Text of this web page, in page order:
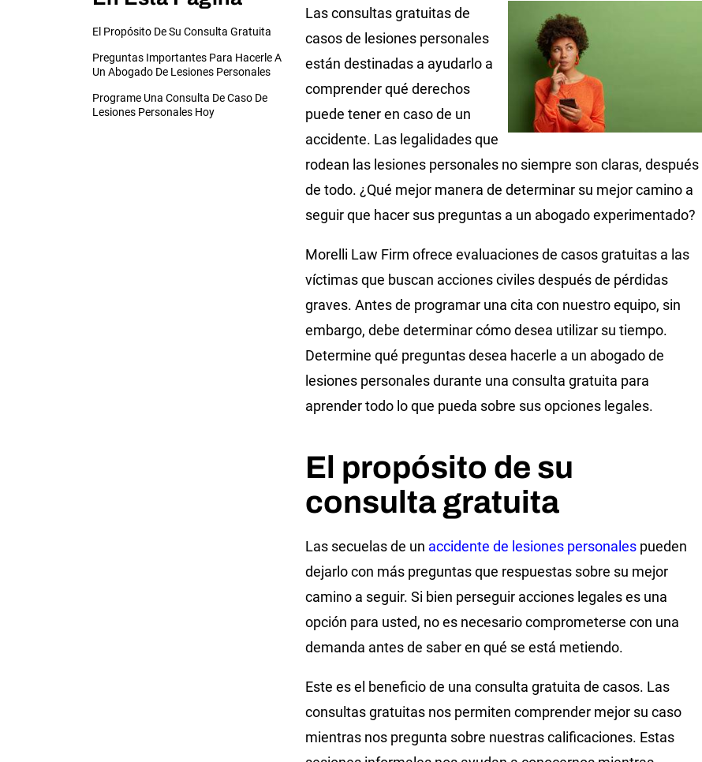
El Propósito De Su Consulta Gratuita
Preguntas Importantes Para Hacerle A
Un Abogado De Lesiones Personales
Programe Una Consulta De Caso De
Lesiones Personales Hoy
Las consultas gratuitas de
casos de lesiones personales
están destinadas a ayudarlo a
comprender qué derechos
puede tener en caso de un
accidente. Las legalidades que
rodean las lesiones personales no siempre son claras, después
de todo. ¿Qué mejor manera de determinar su mejor camino a
seguir que hacer sus preguntas a un abogado experimentado?
Morelli Law Firm ofrece evaluaciones de casos gratuitas a las
víctimas que buscan acciones civiles después de pérdidas
graves. Antes de programar una cita con nuestro equipo, sin
embargo, debe determinar cómo desea utilizar su tiempo.
Determine qué preguntas desea hacerle a un abogado de
lesiones personales durante una consulta gratuita para
aprender todo lo que pueda sobre sus opciones legales.
El propósito de su
consulta gratuita
Las secuelas de un accidente de lesiones personales pueden
dejarlo con más preguntas que respuestas sobre su mejor
camino a seguir. Si bien perseguir acciones legales es una
opción para usted, no es necesario comprometerse con una
demanda antes de saber en qué se está metiendo.
Este es el beneficio de una consulta gratuita de casos. Las
consultas gratuitas nos permiten comprender mejor su caso
mientras nos pregunta sobre nuestras calificaciones. Estas